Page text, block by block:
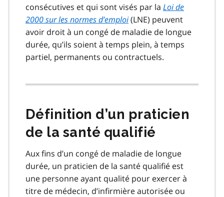
consécutives et qui sont visés par la Loi de
2000 sur les normes d’emploi(LNE) peuvent
avoir droit à un congé de maladie de longue
durée, qu’ils soient à temps plein, à temps
partiel, permanents ou contractuels.
Définition d’un praticien
de la santé qualifié
Aux fins d’un congé de maladie de longue
durée, un praticien de la santé qualifié est
une personne ayant qualité pour exercer à
titre de médecin, d’infirmière autorisée ou